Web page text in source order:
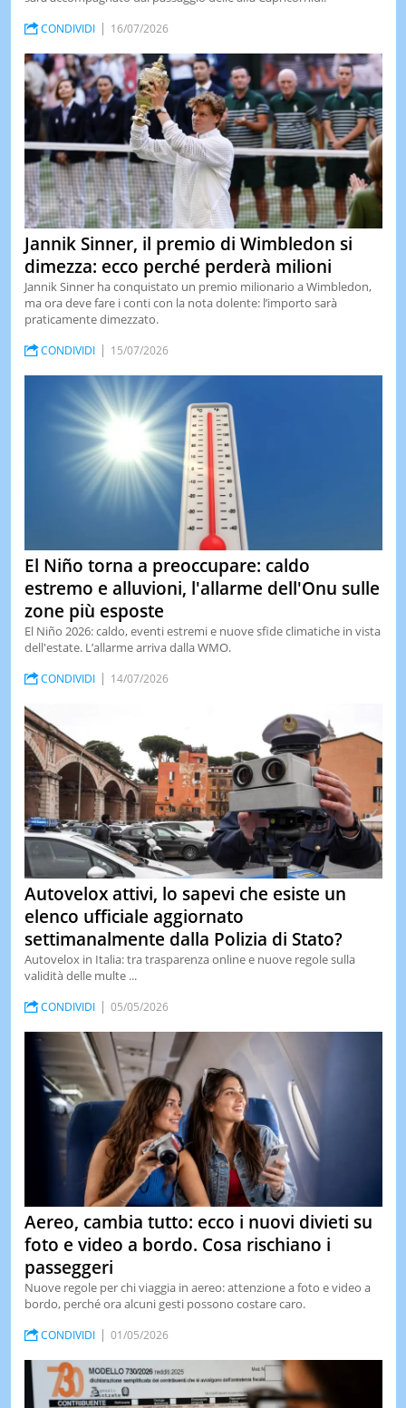
CONDIVIDI 16/07/2026
Jannik Sinner, il premio di Wimbledon si
dimezza: ecco perché perderà milioni
Jannik Sinner ha conquistato un premio milionario a Wimbledon,
ma ora deve fare i conti con la nota dolente: l’importo sarà
praticamente dimezzato.
CONDIVIDI 15/07/2026
El Niño torna a preoccupare: caldo
estremo e alluvioni, l'allarme dell'Onu sulle
zone più esposte
El Niño 2026: caldo, eventi estremi e nuove sfide climatiche in vista
dell'estate. L’allarme arriva dalla WMO.
CONDIVIDI 14/07/2026
Autovelox attivi, lo sapevi che esiste un
elenco ufficiale aggiornato
settimanalmente dalla Polizia di Stato?
Autovelox in Italia: tra trasparenza online e nuove regole sulla
validità delle multe ...
CONDIVIDI 05/05/2026
Aereo, cambia tutto: ecco i nuovi divieti su
foto e video a bordo. Cosa rischiano i
passeggeri
Nuove regole per chi viaggia in aereo: attenzione a foto e video a
bordo, perché ora alcuni gesti possono costare caro.
CONDIVIDI 01/05/2026